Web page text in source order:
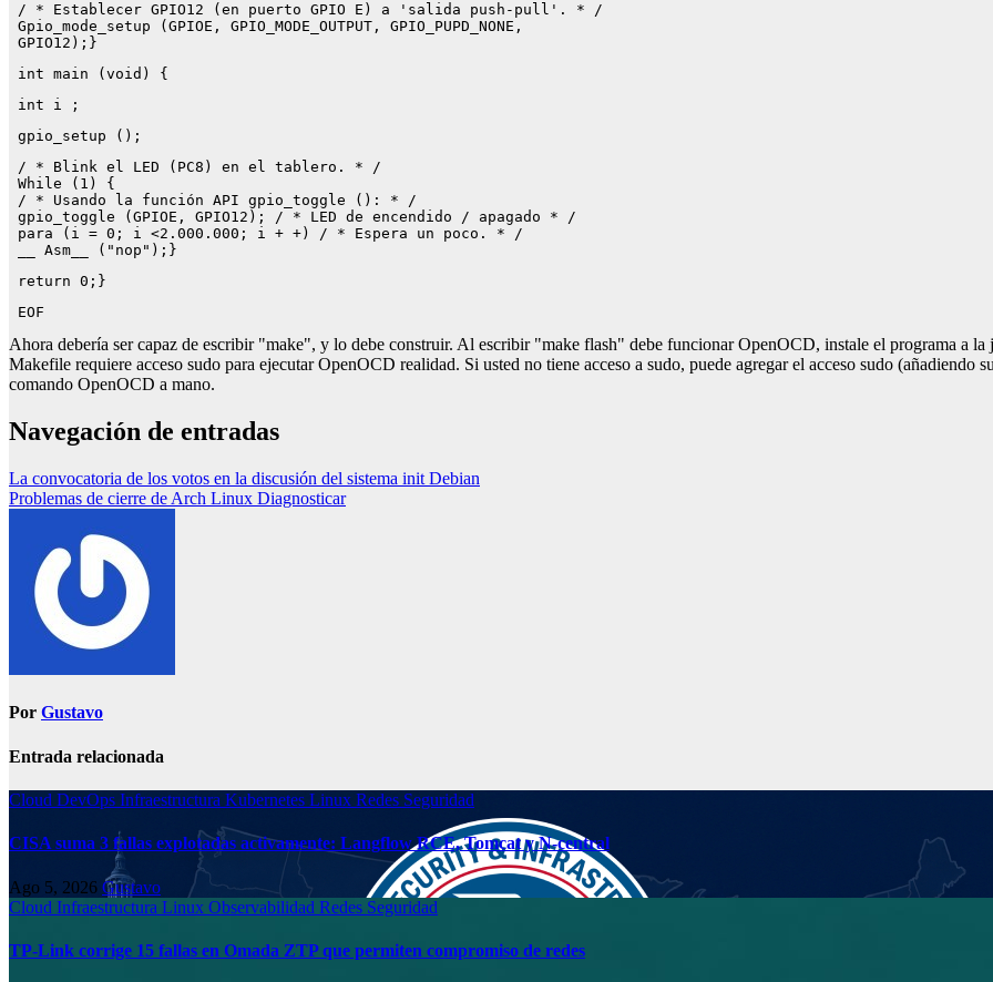
/ * Establecer GPIO12 (en puerto GPIO E) a 'salida push-pull'. * /
Gpio_mode_setup (GPIOE, GPIO_MODE_OUTPUT, GPIO_PUPD_NONE,
GPIO12);}
int main (void) {
int i ;
gpio_setup ();
/ * Blink el LED (PC8) en el tablero. * /
While (1) {
/ * Usando la función API gpio_toggle (): * /
gpio_toggle (GPIOE, GPIO12); / * LED de encendido / apagado * /
para (i = 0; i <2.000.000; i + +) / * Espera un poco. * /
__ Asm__ ("nop");}
return 0;}
EOF
Ahora debería ser capaz de escribir "make", y lo debe construir. Al escribir "make flash" debe funcionar OpenOCD, instale el programa a
Makefile requiere acceso sudo para ejecutar OpenOCD realidad. Si usted no tiene acceso a sudo, puede agregar el acceso sudo (añadiendo
comando OpenOCD a mano.
Navegación de entradas
La convocatoria de los votos en la discusión del sistema init Debian
Problemas de cierre de Arch Linux Diagnosticar
Por Gustavo
Entrada relacionada
Cloud DevOps Infraestructura Kubernetes Linux Redes Seguridad
CISA suma 3 fallas explotadas activamente: Langflow RCE, Tomcat y N-central
Ago 5, 2026 Gustavo
Cloud Infraestructura Linux Observabilidad Redes Seguridad
TP-Link corrige 15 fallas en Omada ZTP que permiten compromiso de redes